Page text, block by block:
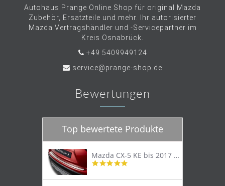
Autohaus Prange Online Shop für original Mazda
Zubehör, Ersatzteile und mehr. Ihr autorisierter
Mazda Vertragshändler und -Servicepartner im
Kreis Osnabrück.
+49 5409949124
service@prange-shop.de
Bewertungen
Top bewertete Produkte
Mazda CX-5 KE bis 2017 Trittschutzleiste Edelstahl original
4.8
rating